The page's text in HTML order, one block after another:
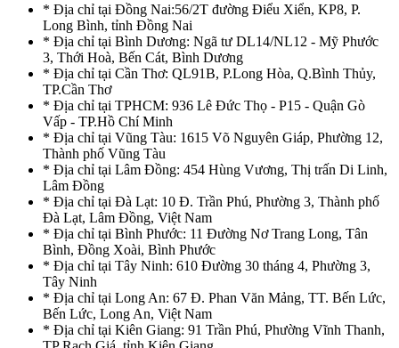
* Địa chỉ tại Đồng Nai:56/2T đường Điểu Xiển, KP8, P.
Long Bình, tỉnh Đồng Nai
* Địa chỉ tại Bình Dương: Ngã tư DL14/NL12 - Mỹ Phước
3, Thới Hoà, Bến Cát, Bình Dương
* Địa chỉ tại Cần Thơ: QL91B, P.Long Hòa, Q.Bình Thủy,
TP.Cần Thơ
* Địa chỉ tại TPHCM: 936 Lê Đức Thọ - P15 - Quận Gò
Vấp - TP.Hồ Chí Minh
* Địa chỉ tại Vũng Tàu: 1615 Võ Nguyên Giáp, Phường 12,
Thành phố Vũng Tàu
* Địa chỉ tại Lâm Đồng: 454 Hùng Vương, Thị trấn Di Linh,
Lâm Đồng
* Địa chỉ tại Đà Lạt: 10 Đ. Trần Phú, Phường 3, Thành phố
Đà Lạt, Lâm Đồng, Việt Nam
* Địa chỉ tại Bình Phước: 11 Đường Nơ Trang Long, Tân
Bình, Đồng Xoài, Bình Phước
* Địa chỉ tại Tây Ninh: 610 Đường 30 tháng 4, Phường 3,
Tây Ninh
* Địa chỉ tại Long An: 67 Đ. Phan Văn Mảng, TT. Bến Lức,
Bến Lức, Long An, Việt Nam
* Địa chỉ tại Kiên Giang: 91 Trần Phú, Phường Vĩnh Thanh,